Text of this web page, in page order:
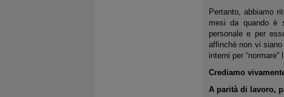
Pertanto, abbiamo
mesi da quando è
personale e per
affinché non vi
interni per
Crediamo
A parità di lavoro,